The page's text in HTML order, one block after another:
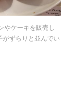
やケーキを販売し
がずらりと並んでい